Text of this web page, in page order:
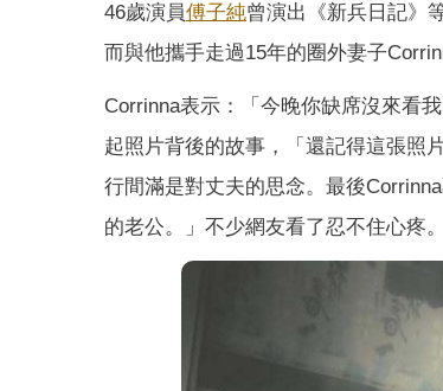
46歲演員傅子純曾演出《新兵日記》
而與他攜手走過15年的圈外妻子
Corrinna表示：「今晚你缺席沒來看
起照片背後的故事，「還記得這張照
行間滿是對丈夫的思念。最後
的老公。」不少網友看了忍不住心疼。